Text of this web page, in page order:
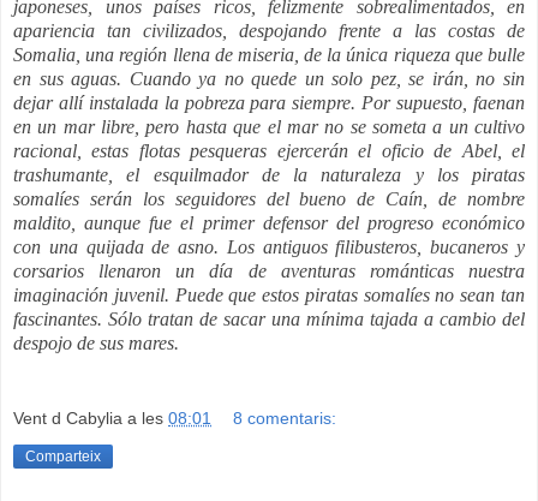
japoneses, unos países ricos, felizmente sobrealimentados, en
apariencia tan civilizados, despojando frente a las costas de
Somalia, una región llena de miseria, de la única riqueza que bulle
en sus aguas. Cuando ya no quede un solo pez, se irán, no sin
dejar allí instalada la pobreza para siempre. Por supuesto, faenan
en un mar libre, pero hasta que el mar no se someta a un cultivo
racional, estas flotas pesqueras ejercerán el oficio de Abel, el
trashumante, el esquilmador de la naturaleza y los piratas
somalíes serán los seguidores del bueno de Caín, de nombre
maldito, aunque fue el primer defensor del progreso económico
con una quijada de asno. Los antiguos filibusteros, bucaneros y
corsarios llenaron un día de aventuras románticas nuestra
imaginación juvenil. Puede que estos piratas somalíes no sean tan
fascinantes. Sólo tratan de sacar una mínima tajada a cambio del
despojo de sus mares.
Vent d Cabylia a les 08:01 8 comentaris:
Comparteix